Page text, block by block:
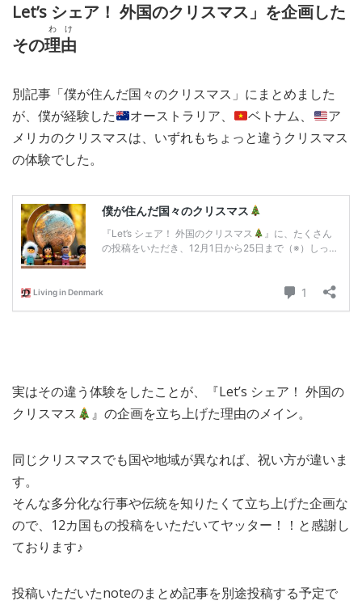
Let’s シェア！ 外国のクリスマス」を企画した
その理由
わけ
別記事「僕が住んだ国々のクリスマス」にまとめました
が、僕が経験した
オーストラリア、 ベトナム、
ア
メリカのクリスマスは、いずれもちょっと違うクリスマス
の体験でした。
実はその違う体験をしたことが、『Let’s シェア！ 外国の
クリスマス
』の企画を立ち上げた理由のメイン。
同じクリスマスでも国や地域が異なれば、祝い方が違いま
す。
そんな多分化な行事や伝統を知りたくて立ち上げた企画な
ので、12カ国もの投稿をいただいてヤッター！！と感謝し
ております♪
投稿いただいたnoteのまとめ記事を別途投稿する予定で